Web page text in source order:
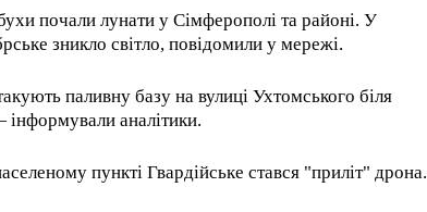
почали лунати у Сімферополі та районі. У
зникло світло, повідомили у мережі.
паливну базу на вулиці Ухтомського біля
інформували аналітики.
пункті Гвардійське стався "приліт" дрона.